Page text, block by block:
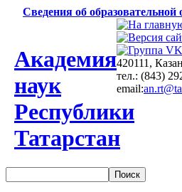
Сведения об образовательной
Академия
наук
Республики
Татарстан
420111,
тел.: (843)
email: